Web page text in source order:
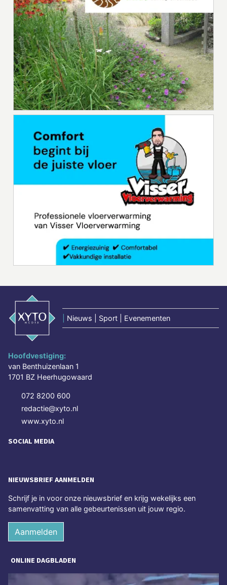
Nieuws | Sport | Evenementen
Hoofdvestiging:
van Benthuizenlaan 1
1701 BZ Heerhugowaard
072 8200 600
redactie@xyto.nl
www.xyto.nl
SOCIAL MEDIA
NIEUWSBRIEF AANMELDEN
Schrijf je in voor onze nieuwsbrief en krijg wekelijks een
samenvatting van alle gebeurtenissen uit jouw regio.
Aanmelden
ONLINE DAGBLADEN